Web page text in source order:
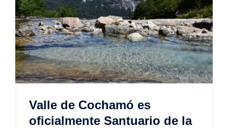
Valle de Cochamó es
oficialmente Santuario de la